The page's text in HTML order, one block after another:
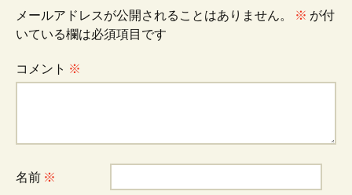
ビ
ゲ
シ
メールアドレスが公開されることはありません。 ※ が付
いている欄は必須項目です
コメント ※
名前 ※